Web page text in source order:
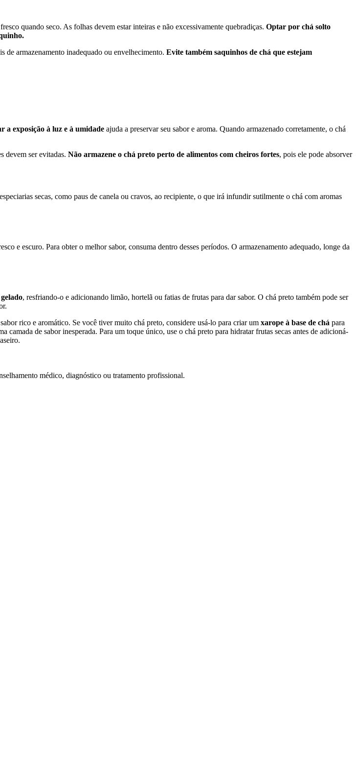
quando seco. As folhas devem estar inteiras e não excessivamente quebradiças. Optar por chá solto
de armazenamento inadequado ou envelhecimento. Evite também saquinhos de chá que estejam
a exposição à luz e à umidade ajuda a preservar seu sabor e aroma. Quando armazenado corretamente, o chá
devem ser evitadas. Não armazene o chá preto perto de alimentos com cheiros fortes, pois ele pode absorver
secas, como paus de canela ou cravos, ao recipiente, o que irá infundir sutilmente o chá com aromas
e escuro. Para obter o melhor sabor, consuma dentro desses períodos. O armazenamento adequado, longe da
, resfriando-o e adicionando limão, hortelã ou fatias de frutas para dar sabor. O chá preto também pode ser
rico e aromático. Se você tiver muito chá preto, considere usá-lo para criar um xarope à base de chá para
camada de sabor inesperada. Para um toque único, use o chá preto para hidratar frutas secas antes de adicioná-
médico, diagnóstico ou tratamento profissional.